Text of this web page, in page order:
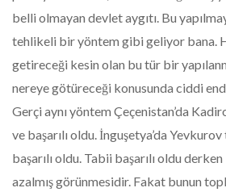
belli olmayan devlet aygıtı. Bu
tehlikeli bir yöntem gibi geliyor bana.
getireceği kesin olan bu tür bir
nereye götüreceği konusunda ciddi
Gerçi aynı yöntem Çeçenistan’da
ve başarılı oldu. İnguşetya’da
başarılı oldu. Tabii başarılı oldu
azalmış görünmesidir. Fakat bunun